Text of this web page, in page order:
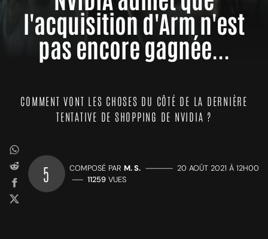
l'acquisition d'Arm n'est
pas encore gagnée...
COMMENT VONT LES CHOSES DU CÔTÉ DE LA DERNIÈRE
TENTATIVE DE SHOPPING DE NVIDIA ?
5 COMPOSÉ PAR M. S. ————— 20 AOÛT 2021 À 12H00
—— 11259 VUES